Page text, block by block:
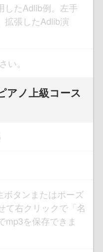
したAdlib例。左手
拡張したAdlib演
い。
アノ上級コース
ボタンまたはポーズ
て右クリックで「名
mp3を保存できま